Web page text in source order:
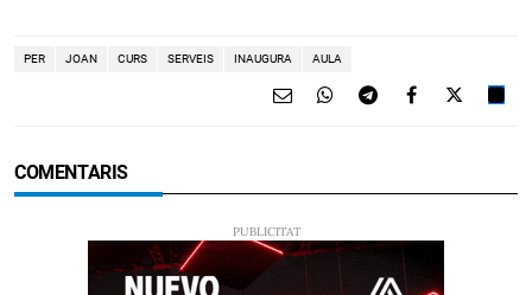
PER JOAN CURS SERVEIS INAUGURA AULA
COMENTARIS